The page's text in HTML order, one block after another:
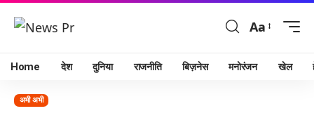
Aa
Home देश दुनिया राजनीति बिज़नेस मनोरंजन खेल
अभी अभी